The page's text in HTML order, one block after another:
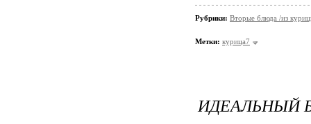
Рубрики: Вторые блюда /из
Метки: курица7
ИДЕАЛЬНЫЙ